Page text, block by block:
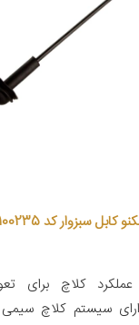
کلاچ برای
سیستم کلاچ